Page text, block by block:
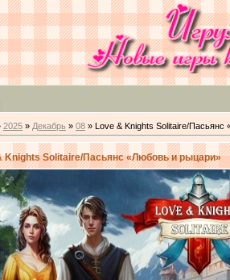
2025 » Декабрь » 08 » Love & Knights Solitaire/Пасьянс
Knights Solitaire/Пасьянс «Любовь и рыцари»